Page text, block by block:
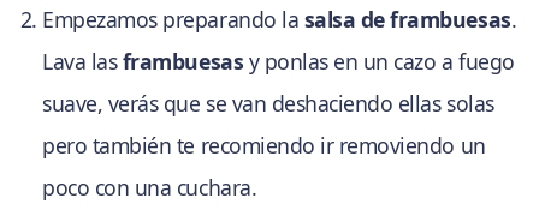
Empezamos preparando la salsa de frambuesas.
Lava lasframbuesas y ponlas en un cazo a fuego
suave, verás que se van deshaciendo ellas solas
pero también te recomiendo ir removiendo un
poco con una cuchara.